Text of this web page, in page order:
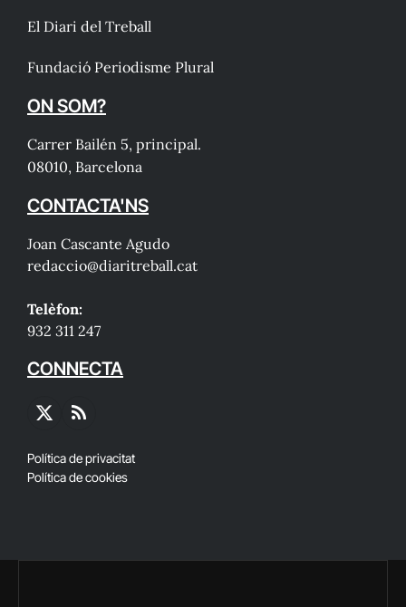
El Diari del Treball
Fundació Periodisme Plural
ON SOM?
Carrer Bailén 5, principal.
08010, Barcelona
CONTACTA'NS
Joan Cascante Agudo
redaccio@diaritreball.cat
Telèfon:
932 311 247
CONNECTA
X
RSS
Política de privacitat
Política de cookies